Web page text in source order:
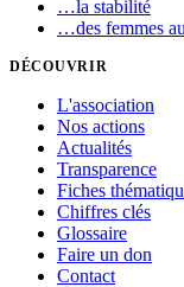
…la stabilité
…des femmes
DÉCOUVRIR
L'association
Nos actions
Actualités
Transparence
Fiches
Chiffres clés
Glossaire
Faire un don
Contact